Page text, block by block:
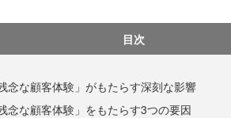
目次
残念な顧客体験」がもたらす深刻な影響
残念な顧客体験」をもたらす3つの要因